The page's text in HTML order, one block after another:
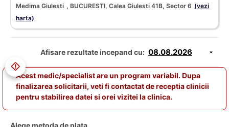
Medima Giulesti , BUCURESTI, Calea Giulesti 41B, Sector 6 (vezi
harta)
Afisare rezultate incepand cu:
Acest medic/specialist are un program variabil. Dupa
finalizarea solicitarii, veti fi contactat de receptia clinicii
pentru stabilirea datei si orei vizitei la clinica.